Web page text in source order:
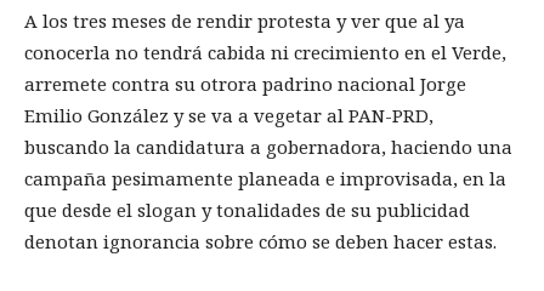
A los tres meses de rendir protesta y ver que al ya
conocerla no tendrá cabida ni crecimiento en el Verde,
arremete contra su otrora padrino nacional Jorge
Emilio González y se va a vegetar al PAN-PRD,
buscando la candidatura a gobernadora, haciendo una
campaña pesimamente planeada e improvisada, en la
que desde el slogan y tonalidades de su publicidad
denotan ignorancia sobre cómo se deben hacer estas.